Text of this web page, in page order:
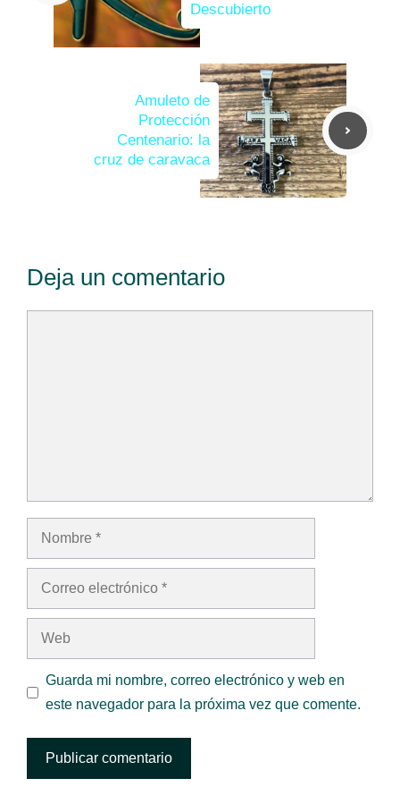
Descubierto
Amuleto de
Protección
Centenario: la
cruz de caravaca
Deja un comentario
Nombre
Correo
Web
Guarda mi nombre, correo electrónico y web en
este navegador para la próxima vez que comente.